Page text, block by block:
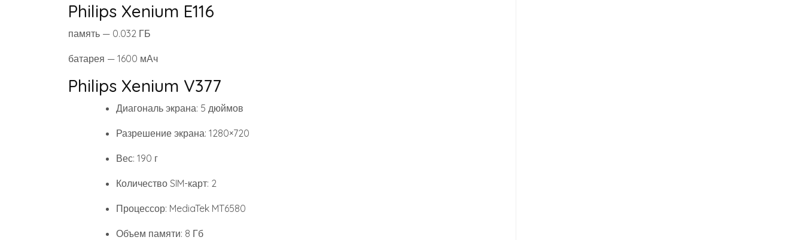
Philips Xenium E116
память — 0.032 ГБ
батарея — 1600 мАч
Philips Xenium V377
Диагональ экрана: 5 дюймов
Разрешение экрана: 1280×720
Вес: 190 г
Количество SIM-карт: 2
Процессор: MediaTek MT6580
Объем памяти: 8 Гб